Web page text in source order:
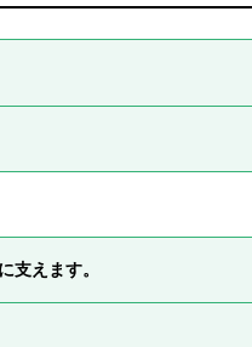
支えます。